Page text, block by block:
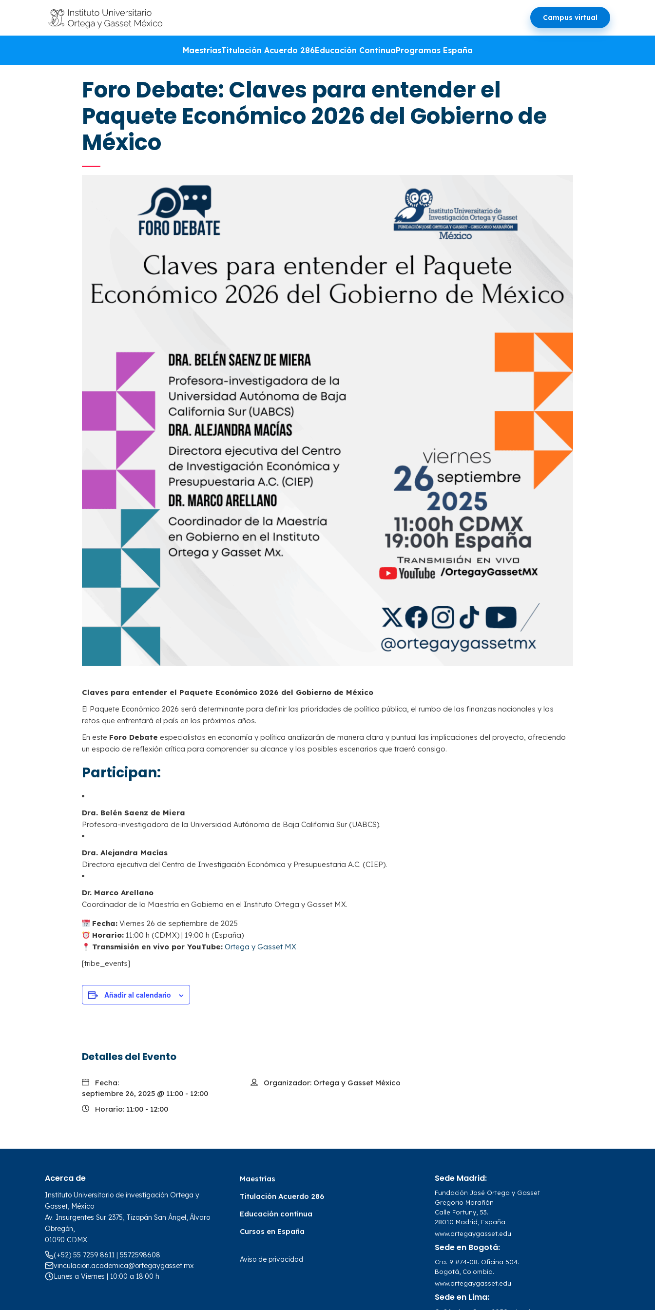
Campus virtual
MaestríasTitulación Acuerdo 286Educación ContinuaProgramas España
Foro Debate: Claves para entender el
Paquete Económico 2026 del Gobierno de
México
Claves para entender el Paquete Económico 2026 del Gobierno de México
El Paquete Económico 2026 será determinante para definir las prioridades de política pública, el rumbo de las finanzas nacionales y los
retos que enfrentará el país en los próximos años.
En este Foro Debate especialistas en economía y política analizarán de manera clara y puntual las implicaciones del proyecto, ofreciendo
un espacio de reflexión crítica para comprender su alcance y los posibles escenarios que traerá consigo.
Participan:
Dra. Belén Saenz de Miera
Profesora-investigadora de la Universidad Autónoma de Baja California Sur (UABCS).
Dra. Alejandra Macías
Directora ejecutiva del Centro de Investigación Económica y Presupuestaria A.C. (CIEP).
Dr. Marco Arellano
Coordinador de la Maestría en Gobierno en el Instituto Ortega y Gasset MX.
Fecha: Viernes 26 de septiembre de 2025
Horario: 11:00 h (CDMX) | 19:00 h (España)
Transmisión en vivo por YouTube: Ortega y Gasset MX
[tribe_events]
Añadir al calendario
Detalles del Evento
Fecha:
septiembre 26, 2025 @ 11:00 - 12:00
Horario: 11:00 - 12:00
Organizador: Ortega y Gasset México
Acerca de
Instituto Universitario de investigación Ortega y
Gasset, México
Av. Insurgentes Sur 2375, Tizapán San Ángel, Álvaro
Obregón,
01090 CDMX
(+52) 55 7259 8611 | 5572598608
vinculacion.academica@ortegaygasset.mx
Lunes a Viernes | 10:00 a 18:00 h
Maestrías
Titulación Acuerdo 286
Educación continua
Cursos en España
Aviso de privacidad
Sede Madrid:
Fundación José Ortega y Gasset
Gregorio Marañón
Calle Fortuny, 53.
28010 Madrid, España
www.ortegaygasset.edu
Sede en Bogotá:
Cra. 9 #74-08. Oficina 504.
Bogotá, Colombia.
www.ortegaygasset.edu
Sede en Lima: